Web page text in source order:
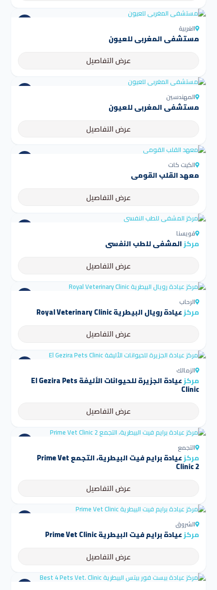
الغربية
مستشفى المغربي للعيون
عرض التفاصيل
المهندسين
مستشفى المغربي للعيون
عرض التفاصيل
الكيت كات
معهد القلب القومي
عرض التفاصيل
قويسنا
مركزالمشفى للطب النفسي
عرض التفاصيل
الرحاب
مركزعيادة رويال البيطرية Royal Veterinary Clinic
عرض التفاصيل
الزمالك
مركز عيادة الجزيرة للحيوانات الأليفة El Gezira Pets
Clinic
عرض التفاصيل
التجمع
مركز عيادة برايم فيت البيطرية، التجمع Prime Vet
Clinic 2
عرض التفاصيل
الشروق
مركزعيادة برايم فيت البيطرية Prime Vet Clinic
عرض التفاصيل